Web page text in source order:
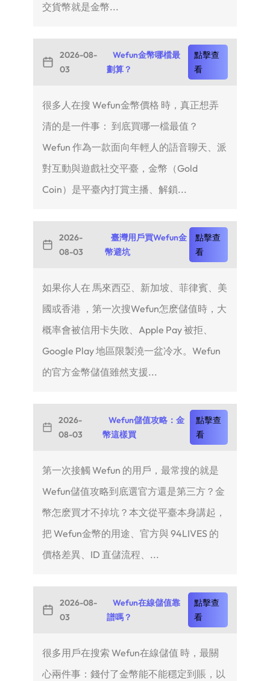
交貨幣就是金幣...
2026-08-
03
Wefun金幣哪檔最
劃算？
點擊查
看
很多人在搜 Wefun金幣價格 時，真正想弄
清的是一件事： 到底買哪一檔最值？
Wefun 作為一款面向年輕人的語音聊天、派
對互動與遊戲社交平臺，金幣（Gold
Coin）是平臺內打賞主播、解鎖...
2026-
08-03
臺灣用戶買Wefun金
幣避坑
點擊查
看
如果你人在 馬來西亞、新加坡、菲律賓、美
國或香港 ，第一次搜Wefun怎麽儲值時，大
概率會被信用卡失敗、Apple Pay 被拒、
Google Play 地區限製澆一盆冷水。Wefun
的官方金幣儲值雖然支援...
2026-
08-03
Wefun儲值攻略：金
幣這樣買
點擊查
看
第一次接觸 Wefun 的用戶，最常搜的就是
Wefun儲值攻略到底選官方還是第三方？金
幣怎麽買才不掉坑？本文從平臺本身講起，
把 Wefun金幣的用途、官方與 94LIVES 的
價格差異、ID 直儲流程、...
2026-08-
03
Wefun在線儲值靠
譜嗎？
點擊查
看
很多用戶在搜索 Wefun在線儲值 時，最關
心兩件事：錢付了金幣能不能穩定到賬，以